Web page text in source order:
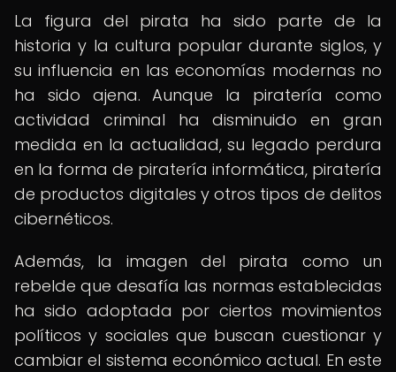
La figura del pirata ha sido parte de la
historia y la cultura popular durante siglos, y
su influencia en las economías modernas no
ha sido ajena. Aunque la piratería como
actividad criminal ha disminuido en gran
medida en la actualidad, su legado perdura
en la forma de piratería informática, piratería
de productos digitales y otros tipos de delitos
cibernéticos.
Además, la imagen del pirata como un
rebelde que desafía las normas establecidas
ha sido adoptada por ciertos movimientos
políticos y sociales que buscan cuestionar y
cambiar el sistema económico actual. En este